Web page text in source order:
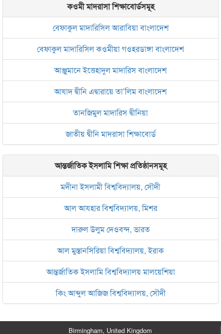
কওমী মাদরাসা শিক্ষাবোর্ডসমূহ
বেফাকুল মাদারিসিল আরাবিয়া বাংলাদেশ
বেফাকুল মাদারিসিল কওমীয়া গওহরডাঙ্গা বাংলাদেশ
আঞ্জুমানে ইত্তেহাদুল মাদারিস বাংলাদেশ
আযাদ দ্বীনি এদ্বারায়ে তা’লিম বাংলাদেশ
তানজিমুল মাদারিস দ্বীনিয়া
জাতীয় দ্বীনি মাদরাসা শিক্ষাবোর্ড
আন্তর্জাতিক ইসলামি শিক্ষা প্রতিষ্ঠানসমূহ
মদীনা ইসলামী বিশ্ববিদ্যালয়, সৌদী
আল আযহার বিশ্ববিদ্যালয়, মিশর
দারুল উলুম দেওবন্দ, ভারত
আল মুস্তানসিরিয়া বিশ্ববিদ্যালয়, ইরাক
আন্তর্জাতিক ইসলামি বিশ্ববিদ্যালয় মালয়েশিয়া
কিং আব্দুল আজিজ বিশ্ববিদ্যালয়, সৌদী
Birmingham, United Kingdom